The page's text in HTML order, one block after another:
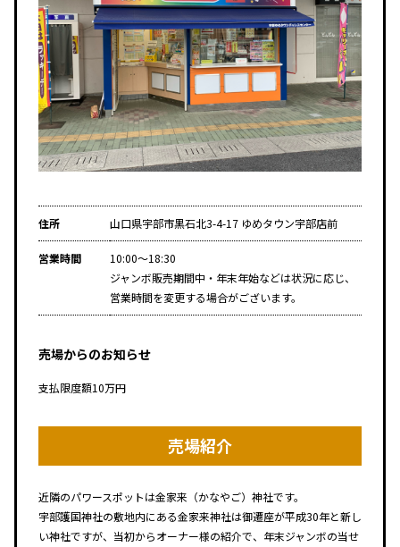
住所 山口県宇部市黒石北3-4-17 ゆめタウン宇部店前
営業時間
10:00～18:30
ジャンボ販売期間中・年末年始などは状況に応じ、
営業時間を変更する場合がございます。
売場からのお知らせ
支払限度額10万円
売場紹介
近隣のパワースポットは金家来（かなやご）神社です。
宇部護国神社の敷地内にある金家来神社は御遷座が平成30年と新し
い神社ですが、当初からオーナー様の紹介で、年末ジャンボの当せ